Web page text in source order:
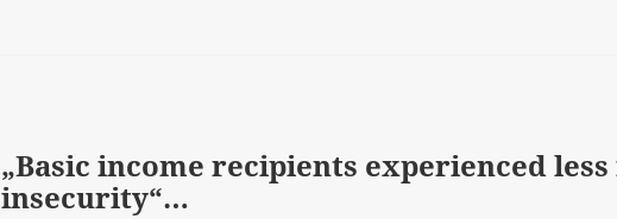
„Basic income recipients experienced
insecurity“…